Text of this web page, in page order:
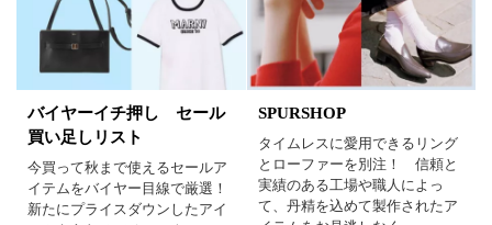
バイヤーイチ押し セール
買い足しリスト
今買って秋まで使えるセールア
イテムをバイヤー目線で厳選！
新たにプライスダウンしたアイ
SPURSHOP
タイムレスに愛用できるリング
とローファーを別注！ 信頼と
実績のある工場や職人によっ
て、丹精を込めて製作されたア